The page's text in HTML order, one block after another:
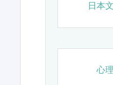
日本
心